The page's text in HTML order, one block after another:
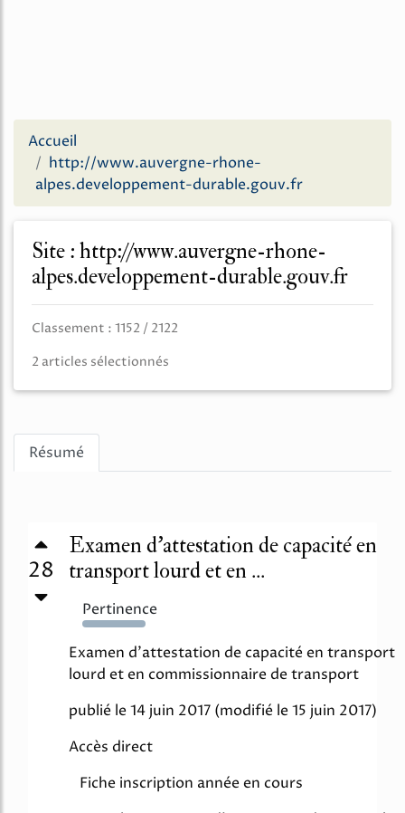
Accueil
http://www.auvergne-rhone-
alpes.developpement-durable.gouv.fr
Site : http://www.auvergne-rhone-
alpes.developpement-durable.gouv.fr
Classement : 1152 / 2122
2 articles sélectionnés
Résumé
28
Examen d’attestation de capacité en
transport lourd et en ...
Pertinence
3140%
Examen d'attestation de capacité en transport
lourd et en commissionnaire de transport
publié le 14 juin 2017 (modifié le 15 juin 2017)
Accès direct
Fiche inscription année en cours